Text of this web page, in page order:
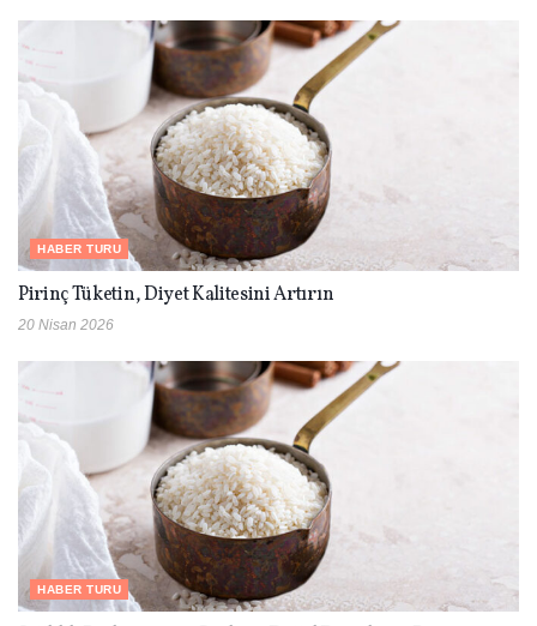
HABER TURU
Pirinç Tüketin, Diyet Kalitesini Artırın
20 Nisan 2026
HABER TURU